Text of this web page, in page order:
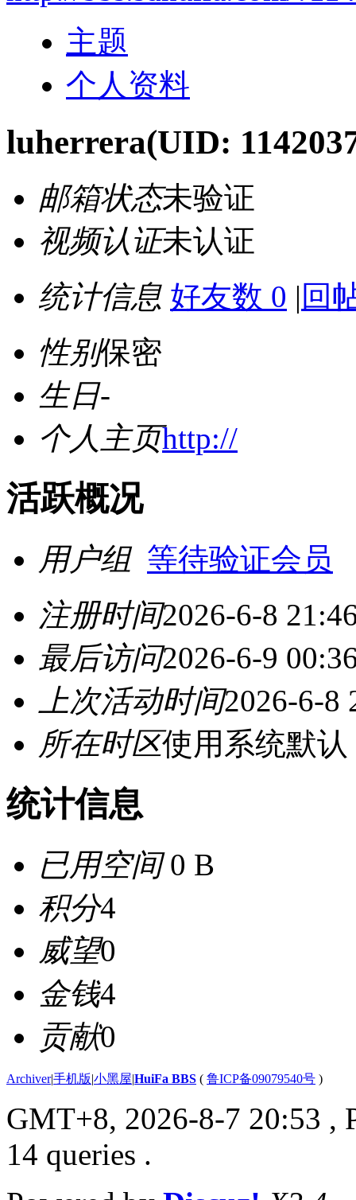
主题
个人资料
luherrera(UID:
邮箱状态未验证
视频认证未认证
统计信息 好友数 0 | 回
性别保密
生日-
个人主页http://
活跃概况
用户组 等待验证会员
注册时间2026-6-8
最后访问2026-6-9
上次活动时间2026-6-8
所在时区使用系统默认
统计信息
已用空间0 B
积分4
威望0
金钱4
贡献0
Archiver|手机版|小黑屋|HuiFa BBS ( 鲁ICP备09079540号 )
GMT+8, 2026-8-7 20:53 ,
14 queries .